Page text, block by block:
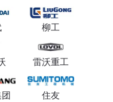
柳工
雷沃重工
住友